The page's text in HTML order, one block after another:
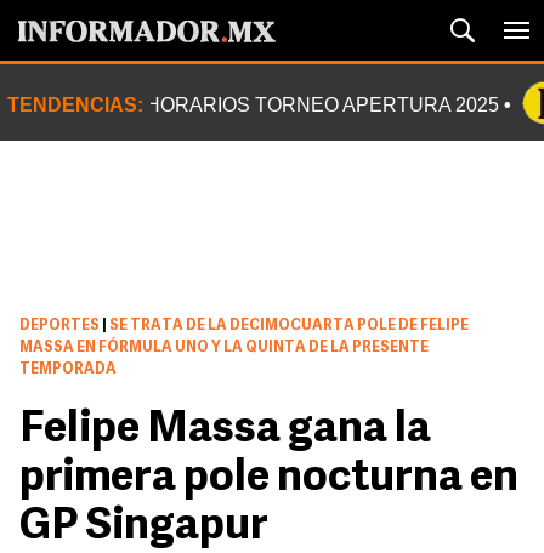
TENDENCIAS: HORARIOS TORNEO APERTURA 2025
DEPORTES
SE TRATA DE LA DECIMOCUARTA POLE DE FELIPE
MASSA EN FÓRMULA UNO Y LA QUINTA DE LA PRESENTE
TEMPORADA
Felipe Massa gana la
primera pole nocturna en
GP Singapur